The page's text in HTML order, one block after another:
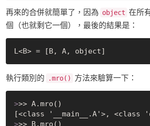
再來的合併就簡單了，因為 object 在所
個（也就剩它一個），最後的結果是：
執行類別的 .mro() 方法來驗算一下：
>>> A.mro()
>>> B.mro()